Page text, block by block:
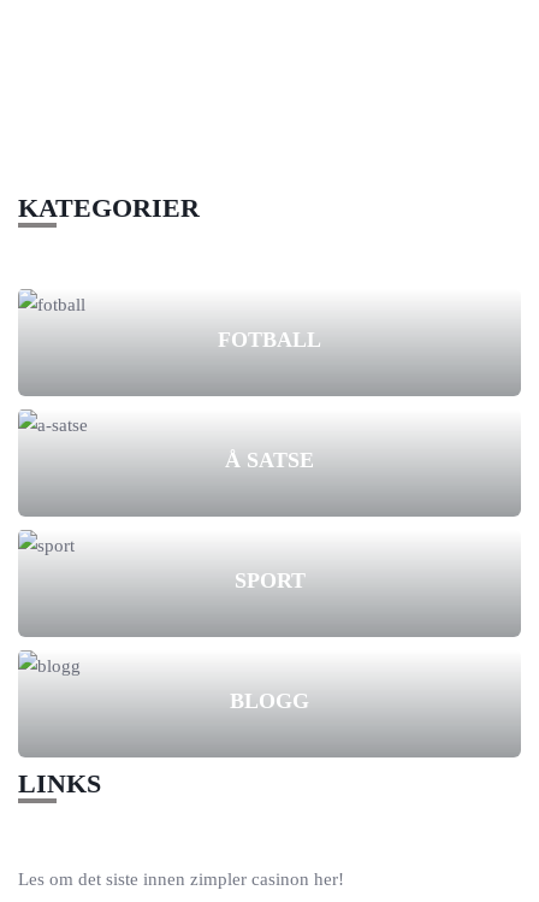
KATEGORIER
FOTBALL
Å SATSE
SPORT
BLOGG
LINKS
Les om det siste innen zimpler casinon her!